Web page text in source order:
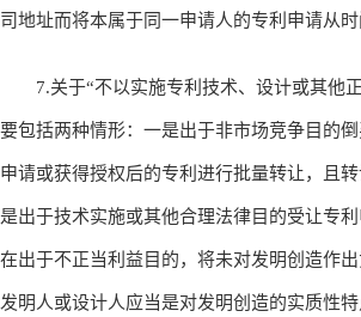
司地址而将本属于同一申请人的专利申请从
7.关于“不以实施专利技术、设计或其他正
要包括两种情形：一是出于非市场竞争目的
申请或获得授权后的专利进行批量转让，且
是出于技术实施或其他合理法律目的受让专
在出于不正当利益目的，将未对发明创造作
发明人或设计人应当是对发明创造的实质性